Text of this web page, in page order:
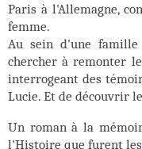
Paris à l'Allemagne,
femme.
Au sein d'une famille
chercher à remonter
interrogeant des
Lucie. Et de découvrir
Un roman à la
l'Histoire que furent les